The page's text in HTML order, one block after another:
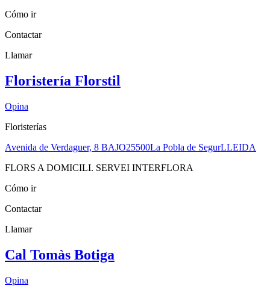
Cómo ir
Contactar
Llamar
Floristería Florstil
Opina
Floristerías
Avenida de Verdaguer, 8 BAJO25500La Pobla de SegurLLEIDA
FLORS A DOMICILI. SERVEI INTERFLORA
Cómo ir
Contactar
Llamar
Cal Tomàs Botiga
Opina